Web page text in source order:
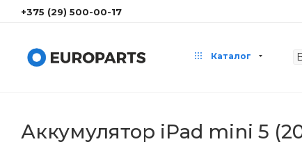
+375 (29) 500-00-17
Каталог
Аккумулятор iPad mini 5